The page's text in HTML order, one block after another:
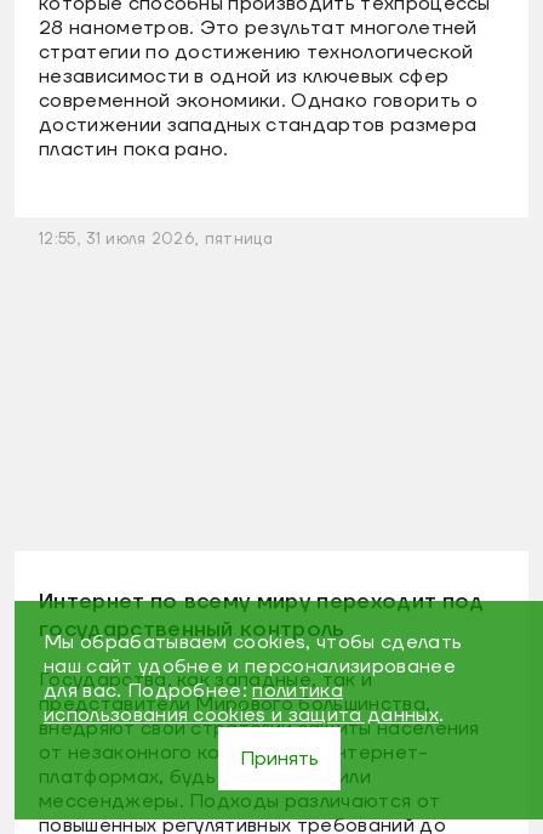
28 нанометров. Это результат многолетней
стратегии по достижению технологической
независимости в одной из ключевых сфер
современной экономики. Однако говорить о
достижении западных стандартов размера
пластин пока рано.
12:55, 31 июля 2026, пятница
Интернет по всему миру переходит под
государственный контроль
Государства, как западные, так и
представители Мирового большинства,
внедряют свои стратегии защиты населения
от незаконного контента на интернет-
платформах, будь то соцсети или
мессенджеры. Подходы различаются от
повышенных регулятивных требований до
Мы обрабатываем cookies, чтобы сделать
наш сайт удобнее и персонализированее
для вас. Подробнее:политика
использования cookies и защита данных.
Принять